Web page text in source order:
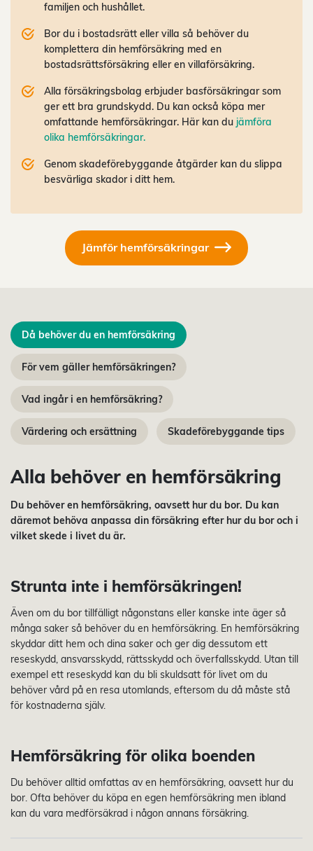
familjen och hushållet.
Bor du i bostadsrätt eller villa så behöver du
komplettera din hemförsäkring med en
bostadsrättsförsäkring eller en villaförsäkring.
Alla försäkringsbolag erbjuder basförsäkringar som
ger ett bra grundskydd. Du kan också köpa mer
omfattande hemförsäkringar. Här kan du jämföra
olika hemförsäkringar.
Genom skadeförebyggande åtgärder kan du slippa
besvärliga skador i ditt hem.
Jämför hemförsäkringar
Då behöver du en hemförsäkring
För vem gäller hemförsäkringen?
Vad ingår i en hemförsäkring?
Värdering och ersättning Skadeförebyggande tips
Alla behöver en hemförsäkring
Du behöver en hemförsäkring, oavsett hur du bor. Du kan
däremot behöva anpassa din försäkring efter hur du bor och i
vilket skede i livet du är.
Strunta inte i hemförsäkringen!
Även om du bor tillfälligt någonstans eller kanske inte äger så
många saker så behöver du en hemförsäkring. En hemförsäkring
skyddar ditt hem och dina saker och ger dig dessutom ett
reseskydd, ansvarsskydd, rättsskydd och överfallsskydd. Utan till
exempel ett reseskydd kan du bli skuldsatt för livet om du
behöver vård på en resa utomlands, eftersom du då måste stå
för kostnaderna själv.
Hemförsäkring för olika boenden
Du behöver alltid omfattas av en hemförsäkring, oavsett hur du
bor. Ofta behöver du köpa en egen hemförsäkring men ibland
kan du vara medförsäkrad i någon annans försäkring.